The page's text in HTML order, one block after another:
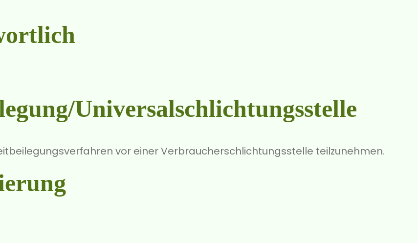
Universal­schlichtungs­stelle
vor einer Verbraucherschlichtungsstelle teilzunehmen.